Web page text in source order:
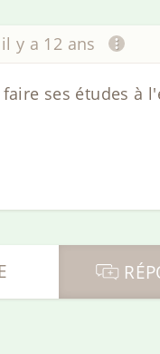
il y a 12 ans
ses études à